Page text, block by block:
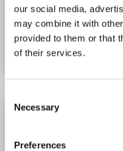
our social media,
may combine it with
provided to them or that
of their services.
Selection
Necessary
Preferences
N° du produit
ALDH5A1 Kit ELISA